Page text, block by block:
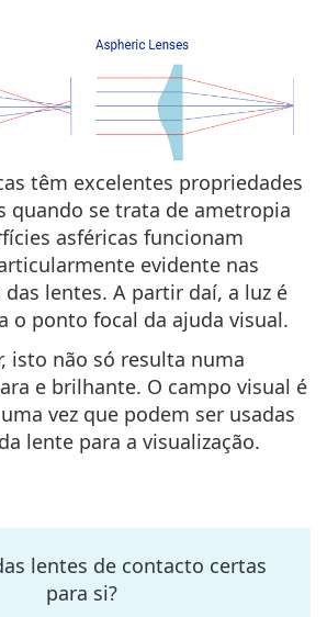
têm excelentes propriedades
quando se trata de ametropia
asféricas funcionam
evidente nas
lentes. A partir daí, a luz é
o ponto focal da ajuda visual.
isto não só resulta numa
e brilhante. O campo visual é
vez que podem ser usadas
lente para a visualização.
lentes de contacto certas
para si?